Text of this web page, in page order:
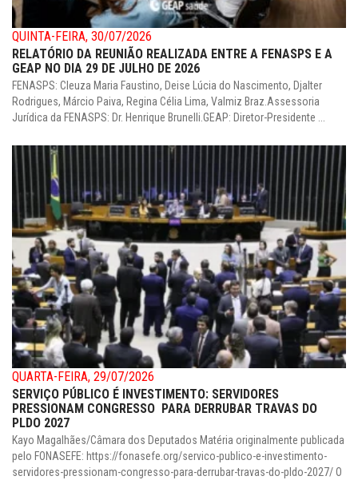
QUINTA-FEIRA, 30/07/2026
RELATÓRIO DA REUNIÃO REALIZADA ENTRE A FENASPS E A
GEAP NO DIA 29 DE JULHO DE 2026
FENASPS: Cleuza Maria Faustino, Deise Lúcia do Nascimento, Djalter
Rodrigues, Márcio Paiva, Regina Célia Lima, Valmiz Braz.Assessoria
Jurídica da FENASPS: Dr. Henrique Brunelli.GEAP: Diretor-Presidente ...
QUARTA-FEIRA, 29/07/2026
SERVIÇO PÚBLICO É INVESTIMENTO: SERVIDORES
PRESSIONAM CONGRESSO PARA DERRUBAR TRAVAS DO
PLDO 2027
Kayo Magalhães/Câmara dos Deputados Matéria originalmente publicada
pelo FONASEFE: https://fonasefe.org/servico-publico-e-investimento-
servidores-pressionam-congresso-para-derrubar-travas-do-pldo-2027/ O